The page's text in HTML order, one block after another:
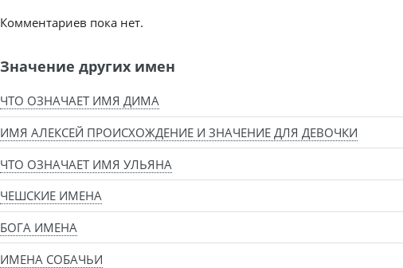
Комментариев пока нет.
Значение других имен
ЧТО ОЗНАЧАЕТ ИМЯ ДИМА
ИМЯ АЛЕКСЕЙ ПРОИСХОЖДЕНИЕ И ЗНАЧЕНИЕ ДЛЯ ДЕВОЧКИ
ЧТО ОЗНАЧАЕТ ИМЯ УЛЬЯНА
ЧЕШСКИЕ ИМЕНА
БОГА ИМЕНА
ИМЕНА СОБАЧЬИ